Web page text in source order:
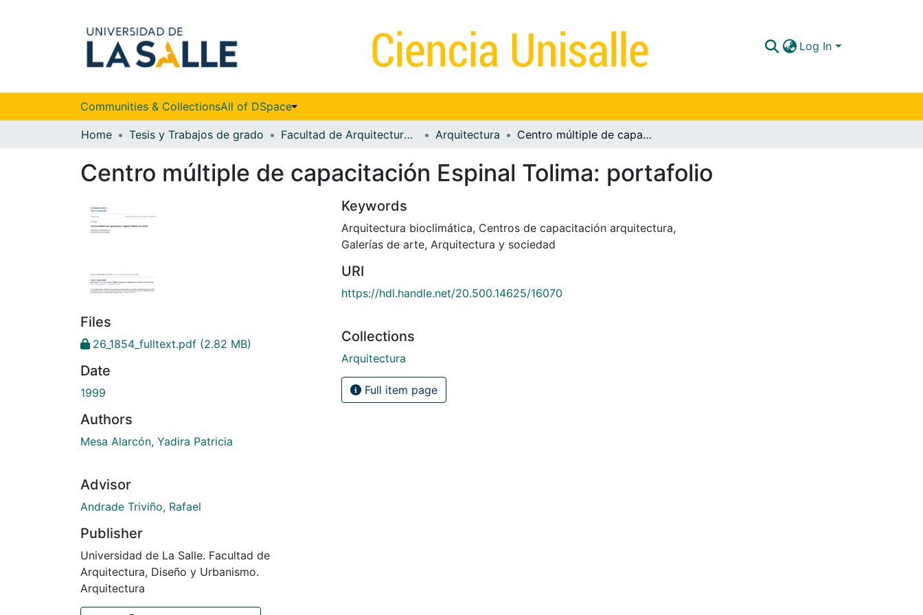
Log In
Communities & CollectionsAll of DSpace
Home Tesis y Trabajos de grado Facultad de Arquitectura, Diseño y Urbanismo Arquitectura Centro múltiple de capacitación Espinal Tolima: portafolio
Centro múltiple de capacitación Espinal Tolima: portafolio
Files
26_1854_fulltext.pdf (2.82 MB)
Date
1999
Authors
Mesa Alarcón, Yadira Patricia
Advisor
Andrade Triviño, Rafael
Publisher
Universidad de La Salle. Facultad de
Arquitectura, Diseño y Urbanismo.
Arquitectura
Keywords
Arquitectura bioclimática, Centros de capacitación arquitectura,
Galerías de arte, Arquitectura y sociedad
URI
https://hdl.handle.net/20.500.14625/16070
Collections
Arquitectura
Full item page